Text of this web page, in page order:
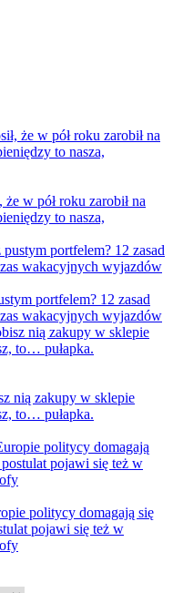
w pół roku zarobił na
to nasza,
portfelem? 12 zasad
wakacyjnych wyjazdów
nią zakupy w sklepie
to… pułapka.
politycy domagają się
pojawi się też w